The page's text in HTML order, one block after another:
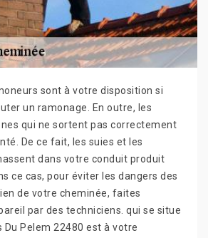
sont à votre disposition si
un ramonage. En outre, les
qui ne sortent pas correctement
De ce fait, les suies et les
dans votre conduit produit
ce cas, pour éviter les dangers des
de votre cheminée, faites
par des techniciens. qui se situe
Du Pelem 22480 est à votre